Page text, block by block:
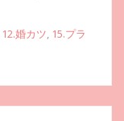
12.婚カツ, 15.プラ